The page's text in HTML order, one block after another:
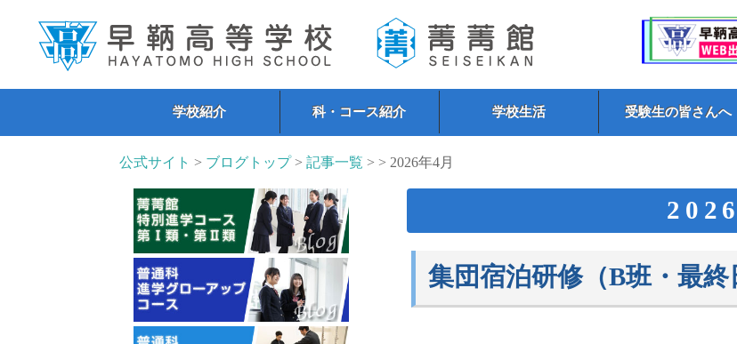
学校紹介 科・コース紹介 学校生活 受験生の皆さんへ
公式サイト > ブログトップ>記事一覧 > > 2026年4月
集団宿泊研修（B班・最終